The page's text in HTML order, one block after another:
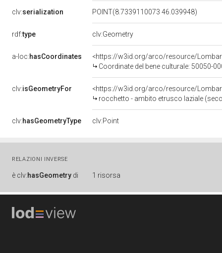
clv:serialization POINT(8.7339110073 46.039948)
rdf:type clv:Geometry
a-loc:hasCoordinates
<https://w3id.org/arco/resource/
Coordinate del bene culturale: 50050-
clv:isGeometryFor
<https://w3id.org/arco/resource/
rocchetto - ambito etrusco laziale
clv:hasGeometryType clv:Point
RELAZIONI INVERSE
è clv:hasGeometry di 1 risorsa